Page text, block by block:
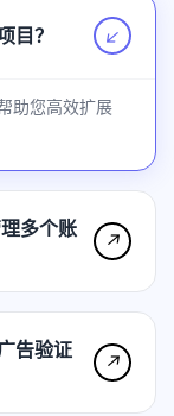
目？ ↗
助您高效扩展
多个账
↗
告验证
↗